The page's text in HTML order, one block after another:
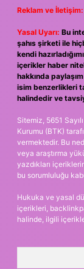
Reklam ve İletişim:
Yasal Uyarı: Bu
şahıs şirketi ile
kendi
içerikler haber
hakkında
isim benzerlikleri
halindedir ve
Sitemiz, 5651
Kurumu (BTK)
vermektedir. Bu
veya araştırma
yazdıkları
bu sorumluluğu
Hukuka ve yasal
içerikleri,
halinde, ilgili